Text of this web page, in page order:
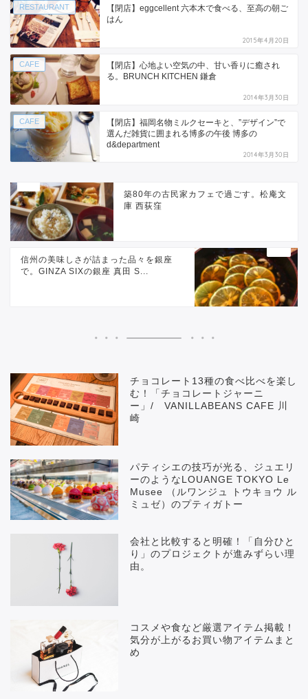
RESTAURANT
【閉店】eggcellent 六本木で食べる、至高の朝ご
はん
2015年4月20日
CAFE
【閉店】心地よい空気の中、甘い香りに癒され
る。BRUNCH KITCHEN 鎌倉
2014年3月30日
CAFE
【閉店】福岡名物ミルクセーキと、”デザイン”で
選んだ雑貨に囲まれる博多の午後 博多の
d&department
2014年3月30日
築80年の古民家カフェで過ごす。松庵文
庫 西荻窪
信州の美味しさが詰まった品々を銀座
で。GINZA SIXの銀座 真田 S...
チョコレート13種の食べ比べを楽し
む！「チョコレートジャーニ
ー」/ VANILLABEANS CAFE 川
崎
パティシエの技巧が光る、ジュエリ
ーのようなLOUANGE TOKYO Le
Musee （ルワンジュ トウキョウ ル
ミュゼ）のプティガトー
会社と比較すると明確！「自分ひと
り」のプロジェクトが進みずらい理
由。
コスメや食など厳選アイテム掲載！
気分が上がるお買い物アイテムまと
め